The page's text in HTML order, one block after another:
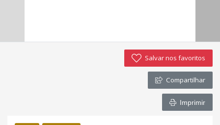
Salvar nos favoritos
Compartilhar
Imprimir